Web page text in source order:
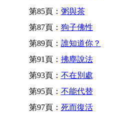
第85頁： 粥與茶
第87頁： 狗子佛性
第89頁： 誰知道你？
第91頁： 拂塵說法
第93頁： 不在別處
第95頁： 不能代替
第97頁： 死而復活